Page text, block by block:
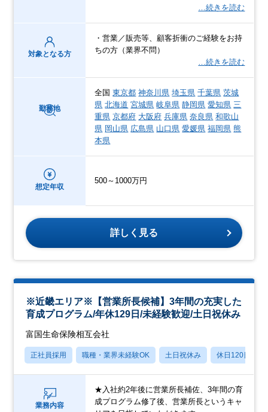
…続きを読む
対象となる方
・営業／販売等、顧客折衝のご経験をお持
ちの方（業界不問）
…続きを読む
勤務地
全国東京都 神奈川県 埼玉県 千葉県 茨城
県 北海道 宮城県 岐阜県 静岡県 愛知県 三
重県 京都府 大阪府 兵庫県 奈良県 和歌山
県 岡山県 広島県 山口県 愛媛県 福岡県 熊
本県
想定年収
500～1000万円
詳しく見る
※近畿エリア※【営業所長候補】3年間の充実した
育成プログラム/年休129日/未経験歓迎/土日祝休み
富国生命保険相互会社
正社員採用 職種・業界未経験OK 土日祝休み 休日120日以上
業務内容
★入社約2年後に営業所長補佐、3年間の育
成プログラム修了後、営業所長というキャ